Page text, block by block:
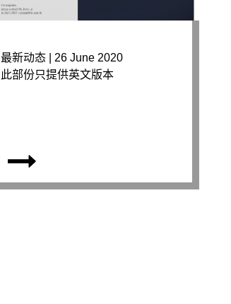
最新动态 | 26 June 2020
此部份只提供英文版本